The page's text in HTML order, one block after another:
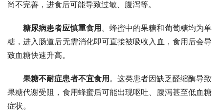
尚不完善，进食后可能导致过敏、腹泻等。
糖尿病患者应慎重食用 。蜂蜜中的果糖和葡萄糖均为单
糖，进入肠道后无需消化即可直接被吸收入血，食用后会导
致血糖快速升高。
果糖不耐症患者不宜食用 。这类患者因缺乏醛缩酶导致
果糖代谢受阻，食用蜂蜜后可能出现呕吐、腹泻甚至低血糖
症状。